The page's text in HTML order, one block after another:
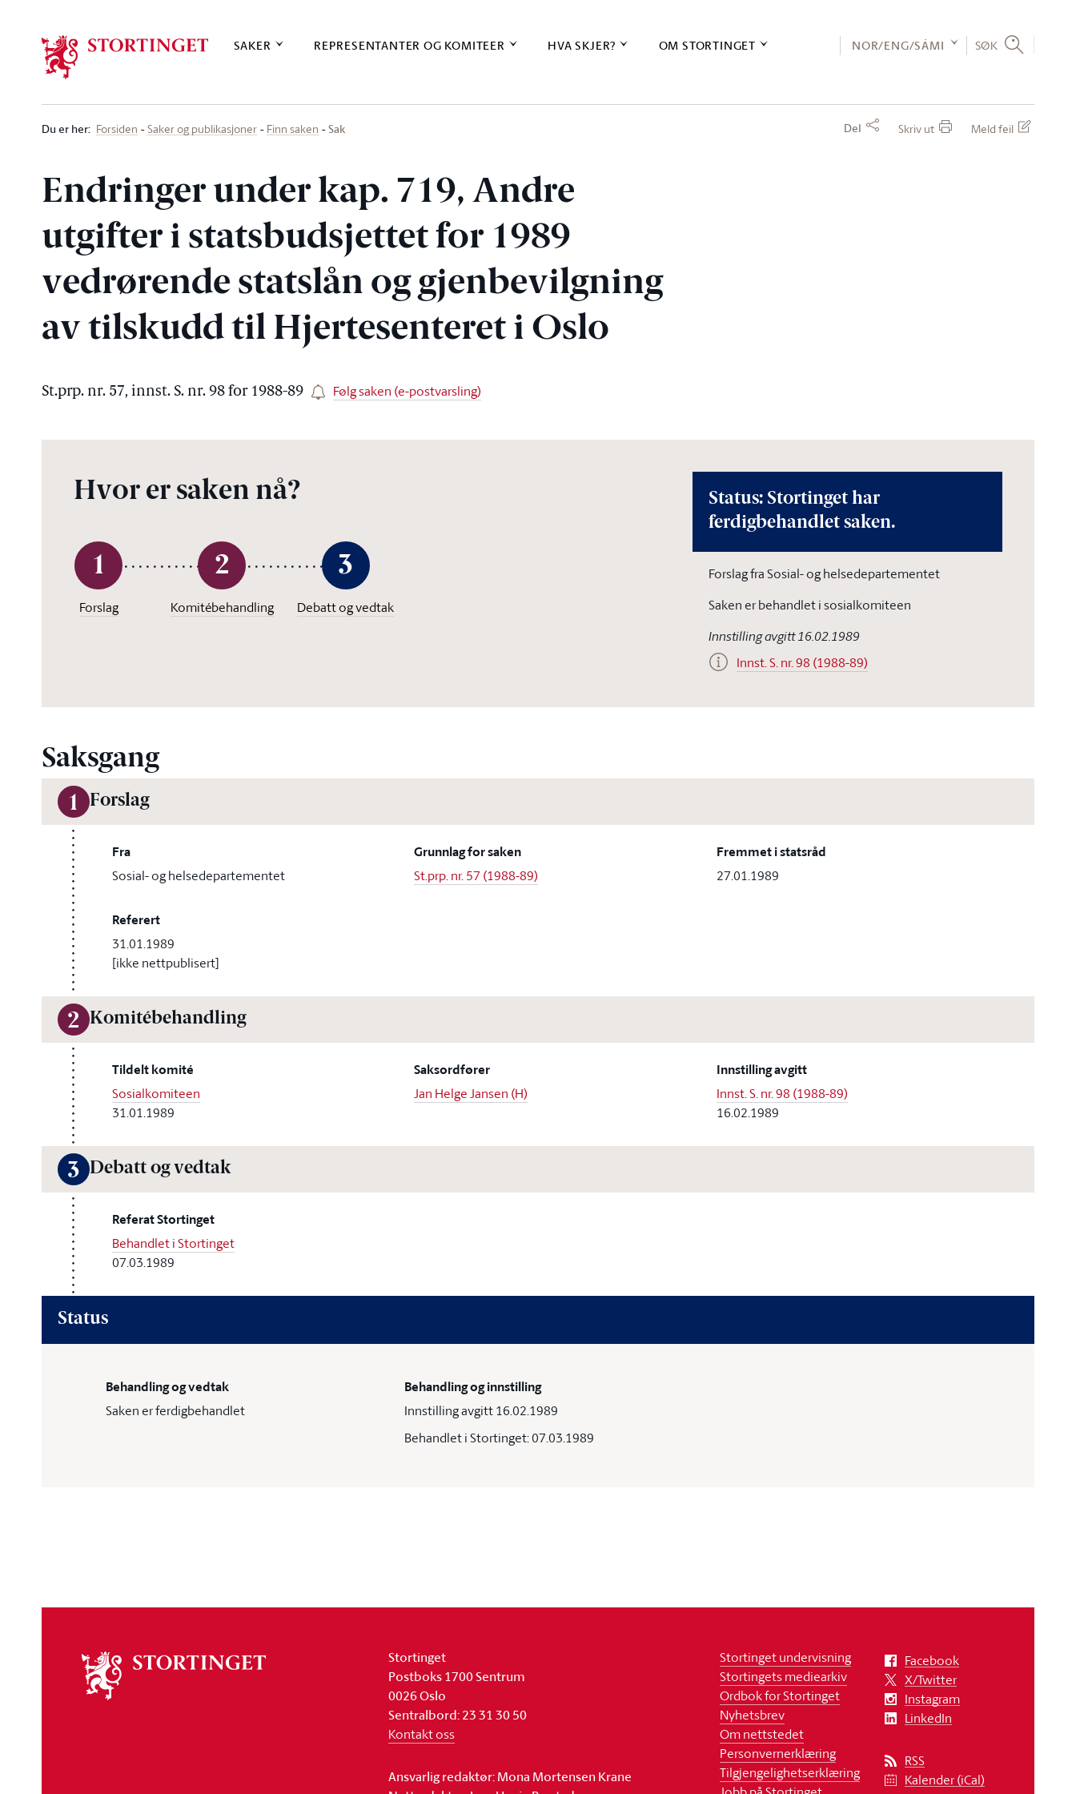
SAKER REPRESENTANTER OG KOMITEER HVA SKJER? OM STORTINGET NOR/ENG/SÁMI SØK
Du er her: Forsiden Saker og publikasjoner Finn saken Sak Del Skriv ut Meld feil
Endringer under kap. 719, Andre
utgifter i statsbudsjettet for 1989
vedrørende statslån og gjenbevilgning
av tilskudd til Hjertesenteret i Oslo
St.prp. nr. 57, innst. S. nr. 98 for 1988-89 Følg saken (e-postvarsling)
Hvor er saken nå?
1
Forslag
2
Komitébehandling
3
Debatt og vedtak
Status: Stortinget har
ferdigbehandlet saken.
Forslag fra Sosial- og helsedepartementet
Saken er behandlet i sosialkomiteen
Innstilling avgitt 16.02.1989
Innst. S. nr. 98 (1988-89)
Saksgang
1 Forslag
Fra
Sosial- og helsedepartementet
Grunnlag for saken
St.prp. nr. 57 (1988-89)
Fremmet i statsråd
27.01.1989
Referert
31.01.1989
[ikke nettpublisert]
2 Komitébehandling
Tildelt komité
Sosialkomiteen
31.01.1989
Saksordfører
Jan Helge Jansen (H)
Innstilling avgitt
Innst. S. nr. 98 (1988-89)
16.02.1989
3 Debatt og vedtak
Referat Stortinget
Behandlet i Stortinget
07.03.1989
Status
Behandling og vedtak
Saken er ferdigbehandlet
Behandling og innstilling
Innstilling avgitt 16.02.1989
Behandlet i Stortinget: 07.03.1989
stortinget
Stortinget
Postboks 1700 Sentrum
0026 Oslo
Sentralbord: 23 31 30 50
Kontakt oss
Ansvarlig redaktør: Mona Mortensen Krane
Stortinget undervisning
Stortingets mediearkiv
Ordbok for Stortinget
Nyhetsbrev
Om nettstedet
Personvernerklæring
Tilgjengelighetserklæring
Facebook
X/Twitter
Instagram
LinkedIn
RSS
Kalender (iCal)